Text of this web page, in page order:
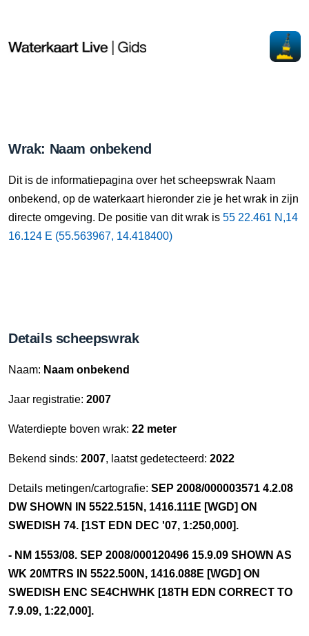
Wrak: Naam onbekend
Dit is de informatiepagina over het scheepswrak Naam
onbekend, op de waterkaart hieronder zie je het wrak in zijn
directe omgeving. De positie van dit wrak is 55 22.461 N,14
16.124 E (55.563967, 14.418400)
Details scheepswrak
Naam: Naam onbekend
Jaar registratie: 2007
Waterdiepte boven wrak: 22 meter
Bekend sinds: 2007, laatst gedetecteerd: 2022
Details metingen/cartografie: SEP 2008/000003571 4.2.08
DW SHOWN IN 5522.515N, 1416.111E [WGD] ON
SWEDISH 74. [1ST EDN DEC '07, 1:250,000].
- NM 1553/08. SEP 2008/000120496 15.9.09 SHOWN AS
WK 20MTRS IN 5522.500N, 1416.088E [WGD] ON
SWEDISH ENC SE4CHWHK [18TH EDN CORRECT TO
7.9.09, 1:22,000].